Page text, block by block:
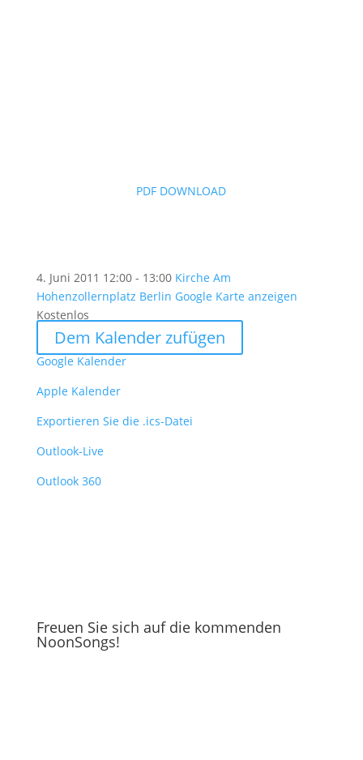
PDF DOWNLOAD
4. Juni 2011 12:00 - 13:00 Kirche Am
Hohenzollernplatz Berlin Google Karte anzeigen
Kostenlos
Dem Kalender zufügen
Google Kalender
Apple Kalender
Exportieren Sie die .ics-Datei
Outlook-Live
Outlook 360
Freuen Sie sich auf die kommenden
NoonSongs!